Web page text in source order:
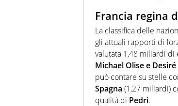
Francia regina
La classifica delle
gli attuali rapporti di
valutata 1,48 miliardi
Michael Olise e
può contare su stelle
Spagna (1,27 miliardi)
qualità di Pedri.